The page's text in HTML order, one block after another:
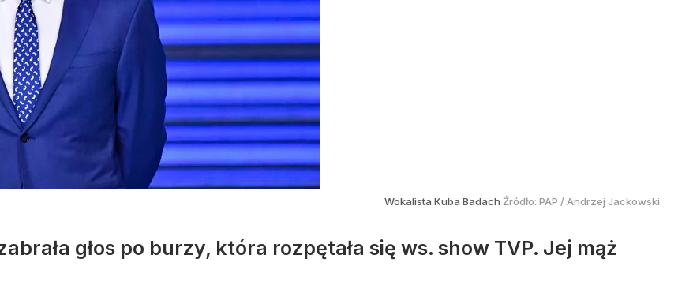
Wokalista Kuba Badach Źródło: PAP /Andrzej Jackowski
głos po burzy, która rozpętała się ws. show TVP. Jej mąż